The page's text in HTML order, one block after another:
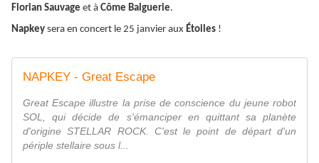
Florian Sauvage et à Côme Balguerie.
Napkey sera en concert le 25 janvier aux Étoiles !
NAPKEY - Great Escape
Great Escape illustre la prise de conscience du jeune robot
SOL, qui décide de s'émanciper en quittant sa planète
d'origine STELLAR ROCK. C'est le point de départ d'un
périple stellaire sous l...